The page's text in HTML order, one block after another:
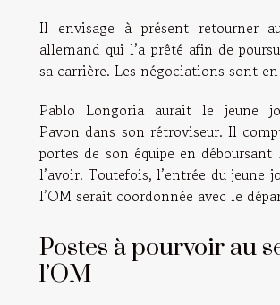
Il envisage à présent retourner
allemand qui l’a prêté afin de
sa carrière. Les négociations sont
Pablo Longoria aurait le jeune
Pavon dans son rétroviseur. Il
portes de son équipe en
l’avoir. Toutefois, l’entrée du jeune
l’OM serait coordonnée avec le
Postes à pourvoir au
l’OM